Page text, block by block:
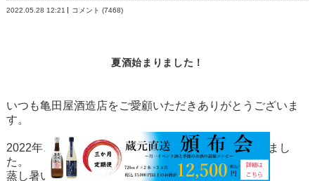
2022.05.28 12:21 コメント (7468)
夏酒始まりました！
いつも亀田屋酒造店をご愛顧いただきありがとうございま
す。
2022年、今年も夏にぴったりなお酒の販売を開始しまし
た。
蒸し暑い日本の夏、涼し気な食卓を演出します。